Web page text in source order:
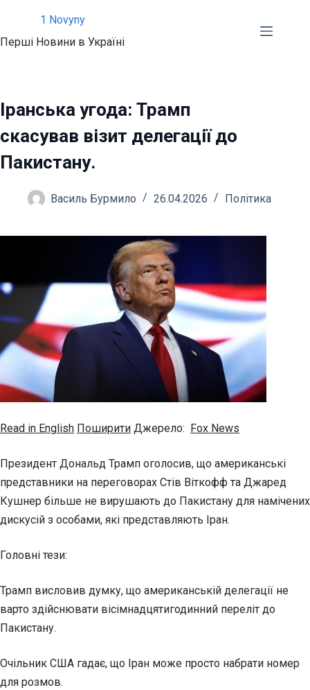
вмісту
1 Novyny
Перші Новини в Україні
Іранська угода: Трамп
скасував візит делегації до
Пакистану.
Василь Бурмило 26.04.2026 Політика
Read in English Поширити Джерело: Fox News
Президент Дональд Трамп оголосив, що американські
представники на переговорах Стів Віткофф та Джаред
Кушнер більше не вирушають до Пакистану для намічених
дискусій з особами, які представляють Іран.
Головні тези:
Трамп висловив думку, що американській делегації не
варто здійснювати вісімнадцятигодинний переліт до
Пакистану.
Очільник США гадає, що Іран може просто набрати номер
для розмов.